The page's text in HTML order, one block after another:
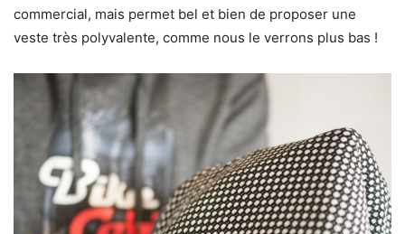
commercial, mais permet bel et bien de proposer une
veste très polyvalente, comme nous le verrons plus bas !